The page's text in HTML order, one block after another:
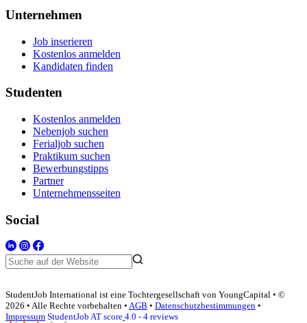
Unternehmen
Job inserieren
Kostenlos anmelden
Kandidaten finden
Studenten
Kostenlos anmelden
Nebenjob suchen
Ferialjob suchen
Praktikum suchen
Bewerbungstipps
Partner
Unternehmensseiten
Social
StudentJob International ist eine Tochtergesellschaft von YoungCapital • ©
2026 • Alle Rechte vorbehalten • AGB • Datenschutzbestimmungen •
Impressum StudentJob AT score 4.0 - 4 reviews